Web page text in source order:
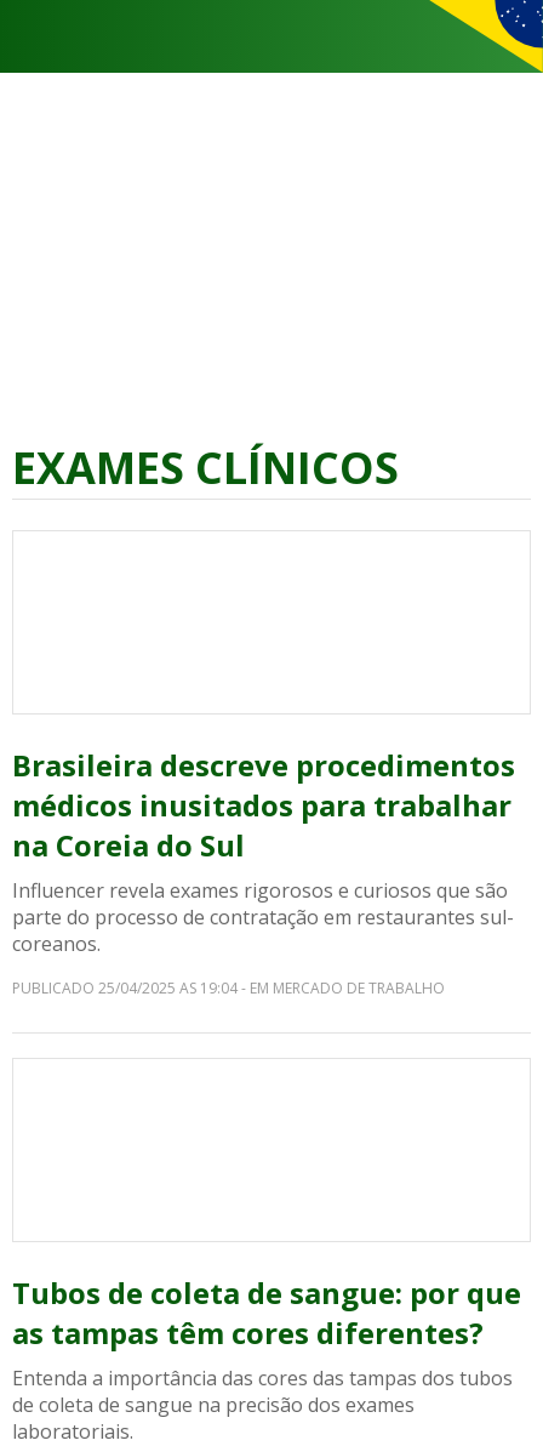
EXAMES CLÍNICOS
Brasileira descreve procedimentos
médicos inusitados para trabalhar
na Coreia do Sul
Influencer revela exames rigorosos e curiosos que são
parte do processo de contratação em restaurantes sul-
coreanos.
PUBLICADO 25/04/2025 AS 19:04 - EM MERCADO DE TRABALHO
Tubos de coleta de sangue: por que
as tampas têm cores diferentes?
Entenda a importância das cores das tampas dos tubos
de coleta de sangue na precisão dos exames
laboratoriais.